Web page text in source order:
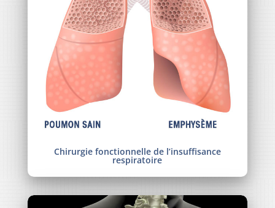
Chirurgie fonctionnelle de l’insuffisance
respiratoire